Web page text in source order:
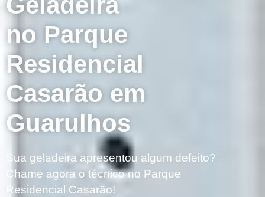
no Parque
Residencial
Casarão em
Guarulhos
Sua geladeira apresentou algum defeito?
Chame agora o técnico no Parque
Residencial Casarão!